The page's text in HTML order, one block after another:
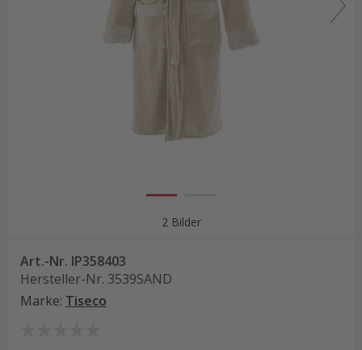
2 Bilder
Art.-Nr. IP358403
Hersteller-Nr. 3539SAND
Marke: Tiseco